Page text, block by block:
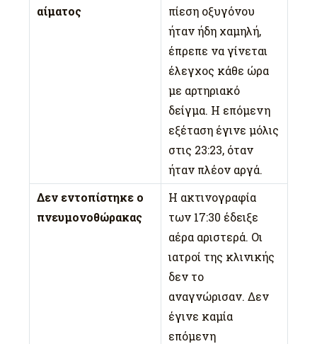
αίματος
πίεση οξυγόνου
ήταν ήδη χαμηλή,
έπρεπε να γίνεται
έλεγχος κάθε ώρα
με αρτηριακό
δείγμα. Η επόμενη
εξέταση έγινε μόλις
στις 23:23, όταν
ήταν πλέον αργά.
Δεν εντοπίστηκε ο
πνευμονοθώρακας
Η ακτινογραφία
των 17:30 έδειξε
αέρα αριστερά. Οι
ιατροί της κλινικής
δεν το
αναγνώρισαν. Δεν
έγινε καμία
επόμενη